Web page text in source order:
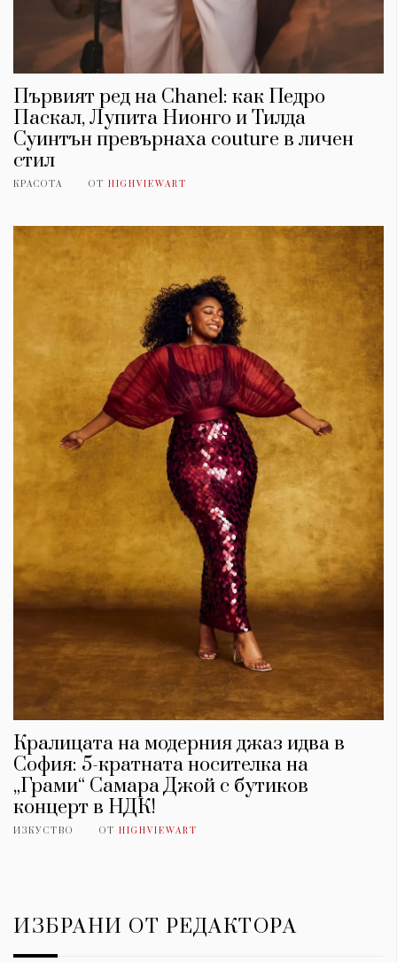
Първият ред на Chanel: как Педро
Паскал, Лупита Нионго и Тилда
Суинтън превърнаха couture в личен
стил
КРАСОТА ОТ HIGHVIEWART
Кралицата на модерния джаз идва в
София: 5-кратната носителка на
„Грами“ Самара Джой с бутиков
концерт в НДК!
ИЗКУСТВО ОТ HIGHVIEWART
ИЗБРАНИ ОТ РЕДАКТОРА